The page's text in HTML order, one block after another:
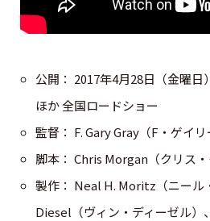
公開： 2017年4月28日（金曜日
ほか 全国ロードショー
監督： F. Gary Gray（F・ゲイリ
脚本： Chris Morgan（クリス・
製作： Neal H. Moritz（ニール
Diesel（ヴィン・ディーゼル